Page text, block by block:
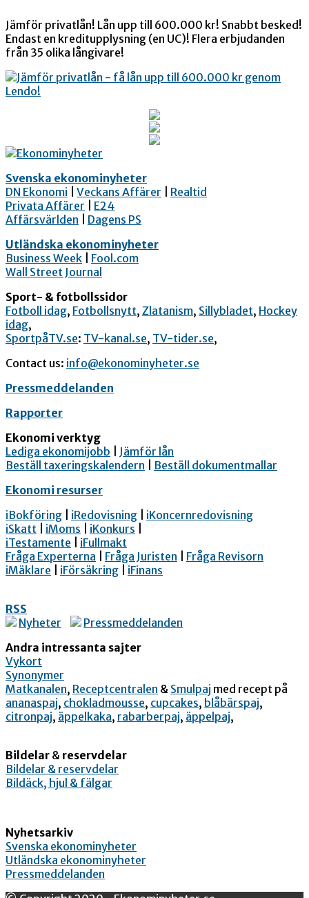
Jämför privatlån! Lån upp till 600.000 kr! Snabbt besked!
Endast en kreditupplysning (en UC)! Flera erbjudanden
från 35 olika långivare!
Svenska ekonominyheter
DN Ekonomi
Veckans Affärer
Realtid
Privata Affärer
E24
Affärsvärlden
Dagens PS
Utländska ekonominyheter
Business Week
Fool.com
Wall Street Journal
Sport- & fotbollssidor
Fotboll idag, Fotbollsnytt, Zlatanism, Sillybladet, Hockey
idag,
SportpåTV.se: TV-kanal.se, TV-tider.se,
Contact us: info@ekonominyheter.se
Pressmeddelanden
Rapporter
Ekonomi verktyg
Lediga ekonomijobb
Jämför lån
Beställ taxeringskalendern
Beställ dokumentmallar
Ekonomi resurser
iBokföring
iRedovisning
iKoncernredovisning
iSkatt
iMoms iKonkurs
iTestamente
iFullmakt
Fråga Experterna
Fråga Juristen
Fråga Revisorn
iMäklare
iFörsäkring iFinans
RSS
Nyheter
Pressmeddelanden
Andra intressanta sajter
Vykort
Synonymer
Matkanalen, Receptcentralen & Smulpaj med recept på
ananaspaj, chokladmousse, cupcakes, blåbärspaj,
citronpaj, äppelkaka, rabarberpaj, äppelpaj,
Bildelar & reservdelar
Bildelar & reservdelar
Bildäck, hjul & fälgar
Nyhetsarkiv
Svenska ekonominyheter
Utländska ekonominyheter
Pressmeddelanden